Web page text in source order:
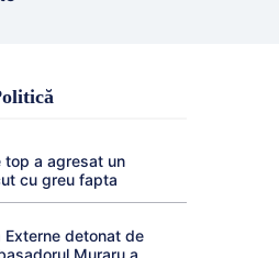
top a agresat un
cu greu fapta
Externe detonat de
Muraru a